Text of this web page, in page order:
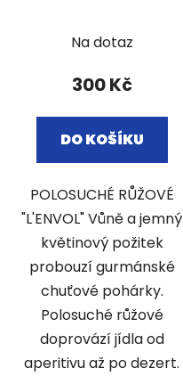
Na dotaz
300 Kč
DO KOŠÍKU
POLOSUCHÉ RŮŽOVÉ
"L'ENVOL" Vůně a jemný
květinový požitek
probouzí gurmánské
chuťové pohárky.
Polosuché růžové
doprovází jídla od
aperitivu až po dezert.